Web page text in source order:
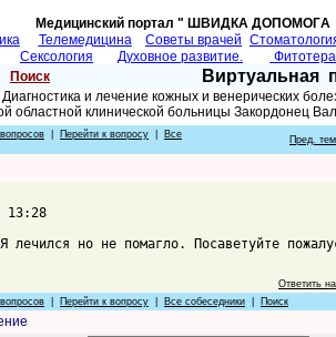
Медицинский портал " ШВИДКА
Телемедицина Советы врачей
Сексология Духовное развитие.
Поиск Виртуальная
Диагностика и лечение кожных и венерических
областной клинической больницы Закордонец
Перейти к вопросу
Все
Пред.
лечился но не помагло. Посаветуйте
Ответить
Перейти к вопросу Все собеседники Поиск